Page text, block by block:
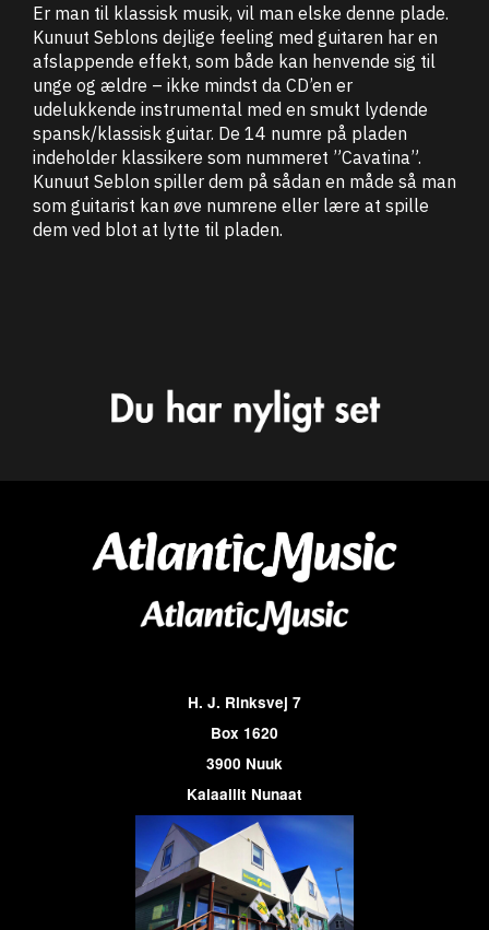
Er man til klassisk musik, vil man elske denne plade.
Kunuut Seblons dejlige feeling med guitaren har en
afslappende effekt, som både kan henvende sig til
unge og ældre – ikke mindst da CD’en er
udelukkende instrumental med en smukt lydende
spansk/klassisk guitar. De 14 numre på pladen
indeholder klassikere som nummeret ”Cavatina”.
Kunuut Seblon spiller dem på sådan en måde så man
som guitarist kan øve numrene eller lære at spille
dem ved blot at lytte til pladen.
H. J. Rinksvej 7
Box 1620
3900 Nuuk
Kalaallit Nunaat